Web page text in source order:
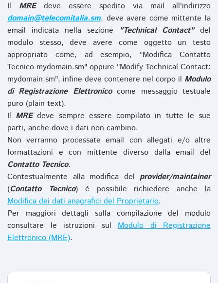
Il MREdeve essere spedito via mail all'indirizzo
domain@telecomitalia.sm, deve avere come mittente la
email indicata nella sezione
"Technical Contact"del
modulo stesso, deve avere come oggetto un testo
appropriato come, ad esempio, "Modifica Contatto
Tecnico mydomain.sm" oppure "Modify Technical Contact:
mydomain.sm", infine deve contenere nel corpo il Modulo
di Registrazione Elettronicocome messaggio testuale
puro (plain text).
Il MREdeve sempre essere compilato in tutte le sue
parti, anche dove i dati non cambino.
Non verranno processate email con allegati e/o altre
formattazioni e con mittente diverso dalla email del
Contatto Tecnico.
Contestualmente alla modifica del provider/maintainer
(Contatto Tecnico) è possibile richiedere anche la
Modifica dei dati anagrafici del Proprietario.
Per maggiori dettagli sulla compilazione del modulo
consultare le istruzioni sul Modulo di Registrazione
Elettronico (MRE).